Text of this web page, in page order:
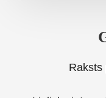
Raksts